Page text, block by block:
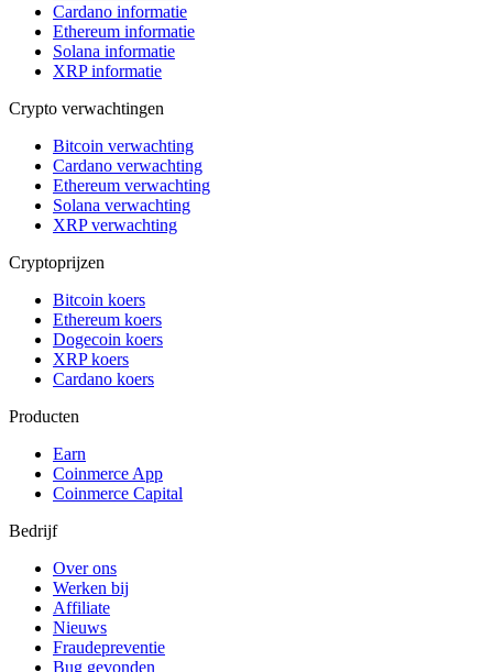
Cardano informatie
Ethereum informatie
Solana informatie
XRP informatie
Crypto verwachtingen
Bitcoin verwachting
Cardano verwachting
Ethereum verwachting
Solana verwachting
XRP verwachting
Cryptoprijzen
Bitcoin koers
Ethereum koers
Dogecoin koers
XRP koers
Cardano koers
Producten
Earn
Coinmerce App
Coinmerce Capital
Bedrijf
Over ons
Werken bij
Affiliate
Nieuws
Fraudepreventie
Bug gevonden